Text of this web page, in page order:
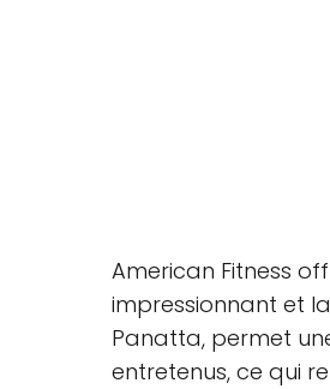
American Fitness
impressionnant et
Panatta, permet
entretenus, ce qui